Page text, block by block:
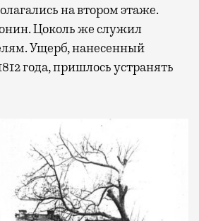
на втором этаже.
Цоколь же служил
Ущерб, нанесенный
года, пришлось устранять